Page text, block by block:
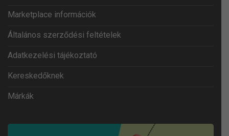
Marketplace információk
Általános szerződési feltételek
Adatkezelési tájékoztató
Kereskedőknek
Márkák